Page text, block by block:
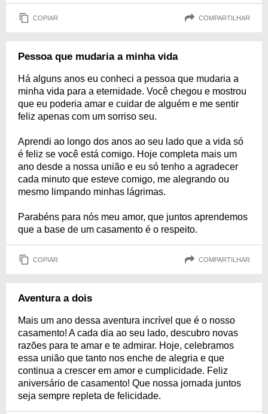
COPIAR COMPARTILHAR
Pessoa que mudaria a minha vida
Há alguns anos eu conheci a pessoa que mudaria a
minha vida para a eternidade. Você chegou e mostrou
que eu poderia amar e cuidar de alguém e me sentir
feliz apenas com um sorriso seu.
Aprendi ao longo dos anos ao seu lado que a vida só
é feliz se você está comigo. Hoje completa mais um
ano desde a nossa união e eu só tenho a agradecer
cada minuto que esteve comigo, me alegrando ou
mesmo limpando minhas lágrimas.
Parabéns para nós meu amor, que juntos aprendemos
que a base de um casamento é o respeito.
COPIAR COMPARTILHAR
Aventura a dois
Mais um ano dessa aventura incrível que é o nosso
casamento! A cada dia ao seu lado, descubro novas
razões para te amar e te admirar. Hoje, celebramos
essa união que tanto nos enche de alegria e que
continua a crescer em amor e cumplicidade. Feliz
aniversário de casamento! Que nossa jornada juntos
seja sempre repleta de felicidade.